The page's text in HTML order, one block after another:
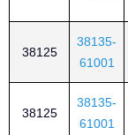
38125
38135-
61001
38125
38135-
61001